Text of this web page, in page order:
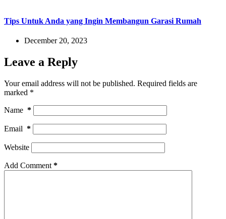
Tips Untuk Anda yang Ingin Membangun Garasi Rumah
December 20, 2023
Leave a Reply
Your email address will not be published. Required fields are
marked *
Name *
Email *
Website
Add Comment *